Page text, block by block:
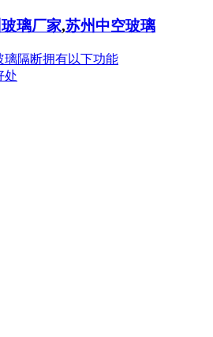
璃厂家,苏州中空玻璃
隔断拥有以下功能
处